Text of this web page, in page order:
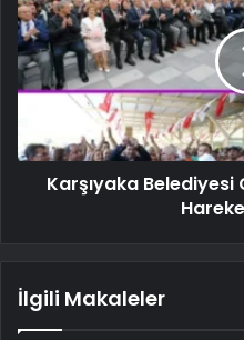
Karşıyaka Belediyesi
İlgili Makaleler